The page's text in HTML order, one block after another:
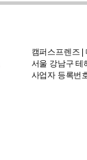
캠퍼스프렌즈 |
서울 강남구
사업자 등록번